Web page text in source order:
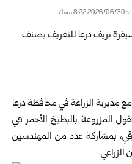
مساءً
مديرية الزراعة في محافظة درعا
المزروعة بالبطيخ الأحمر في
بمشاركة عدد من المهندسين
الزراعي.